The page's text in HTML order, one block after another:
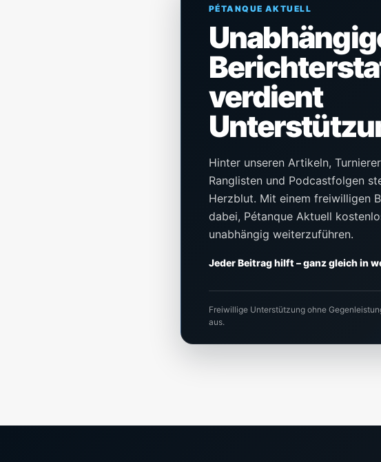
PÉTANQUE AKTUELL
verdient
Hinter unseren Artikeln,
Ranglisten und Podcastfolgen
Herzblut. Mit einem freiwilligen
dabei, Pétanque Aktuell
unabhängig weiterzuführen.
Jeder Beitrag hilft – ganz gleich in
Freiwillige Unterstützung ohne
aus.